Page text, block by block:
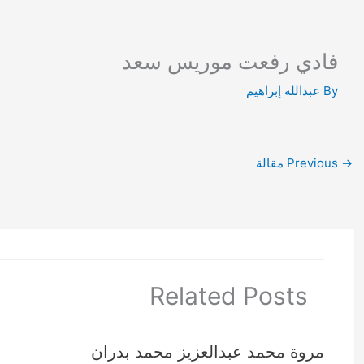
فادي رفعت موريس سعد
By عبدالله إبراهيم
→
Related Posts
مروة محمد عبدالعزيز محمد بدران